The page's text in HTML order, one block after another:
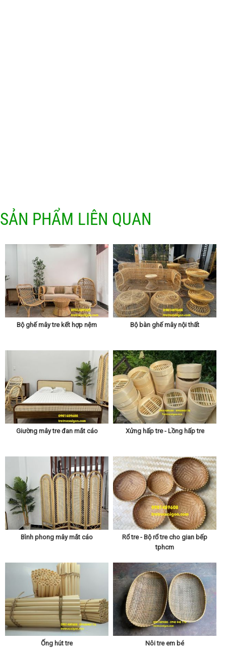
SẢN PHẨM LIÊN QUAN
Bộ ghế mây tre kết hợp nệm Bộ bàn ghế mây nội thất
Giường mây tre đan mắt cáo Xửng hấp tre - Lồng hấp tre
Bình phong mây mắt cáo
Rổ tre - Bộ rổ tre cho gian bếp
tphcm
Ống hút tre Nôi tre em bé